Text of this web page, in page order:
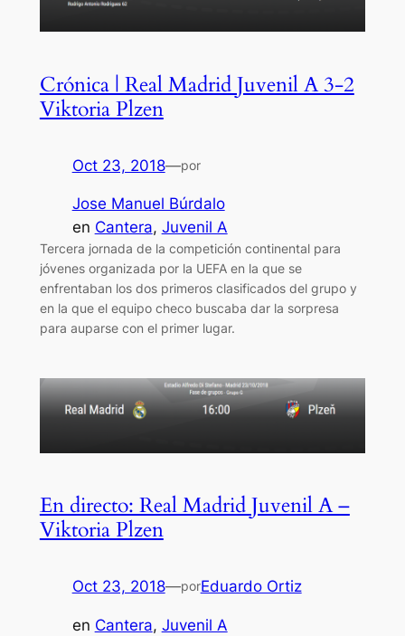
Crónica | Real Madrid Juvenil A 3-2
Viktoria Plzen
Oct 23, 2018—por
Jose Manuel Búrdalo
en Cantera, Juvenil A
Tercera jornada de la competición continental para
jóvenes organizada por la UEFA en la que se
enfrentaban los dos primeros clasificados del grupo y
en la que el equipo checo buscaba dar la sorpresa
para auparse con el primer lugar.
En directo: Real Madrid Juvenil A –
Viktoria Plzen
Oct 23, 2018—porEduardo Ortiz
en Cantera, Juvenil A